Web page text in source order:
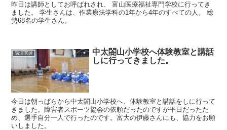
昨日は講師としてお呼ばれされ、 富山医療福祉専門学校に行ってき
ました。 学生さんは、作業療法学科の1年から4年のすべての人。 総
勢68名の学生さん。
講演関連
中太閤山小学校へ体験教室と講話
しに行ってきました。
今日は朝っぱらから中太閤山小学校へ、体験教室と講話をしに行って
きました。障害者スポーツ協会の依頼だったのですが平日だったた
め、選手自分一人で行ったのです。富大の伊藤さんにも、協力をお願
いしました。